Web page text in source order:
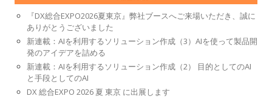
『DX総合EXPO2026夏東京』弊社ブースへご来場いただき、誠に
ありがとうございました
新連載：AIを利用するソリューション作成（3）AIを使って製品開
発のアイデアを詰める
新連載：AIを利用するソリューション作成（2） 目的としてのAI
と手段としてのAI
DX 総合EXPO 2026 夏 東京 に出展します